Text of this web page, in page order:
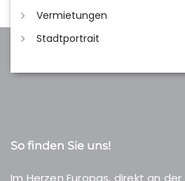
Vermietungen
Stadtportrait
So finden Sie uns!
Im Herzen Europas, direkt an